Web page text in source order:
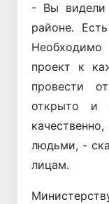
- Вы видели
районе.
проект к
провести
открыто и
людьми, -
лицам.